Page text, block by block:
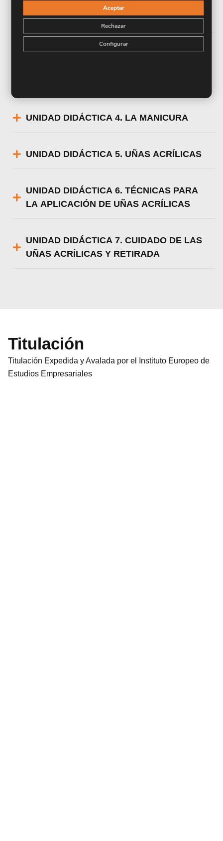
UNIDAD DIDÁCTICA 2. ANATOMÍA Y
ALTERACIONES DE LAS UÑAS
UNIDAD DIDÁCTICA 3. ESPACIOS DE
UNIDAD DIDÁCTICA 4. LA MANICURA
UNIDAD DIDÁCTICA 5. UÑAS ACRÍLICAS
UNIDAD DIDÁCTICA 6. TÉCNICAS PARA
LA APLICACIÓN DE UÑAS ACRÍLICAS
UNIDAD DIDÁCTICA 7. CUIDADO DE LAS
UÑAS ACRÍLICAS Y RETIRADA
Titulación
Titulación Expedida y Avalada por el Instituto Europeo de
Estudios Empresariales
Aceptar
Rechazar
Configurar